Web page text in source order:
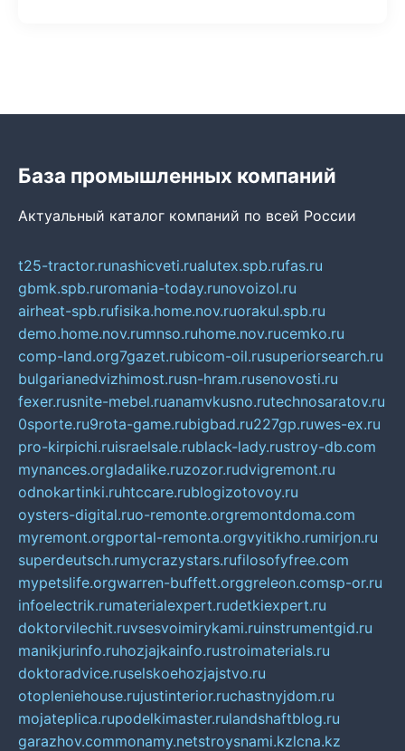
База промышленных компаний
Актуальный каталог компаний по всей России
t25-tractor.runashicveti.rualutex.spb.rufas.ru
gbmk.spb.ruromania-today.runovoizol.ru
airheat-spb.rufisika.home.nov.ruorakul.spb.ru
demo.home.nov.rumnso.ruhome.nov.rucemko.ru
comp-land.org7gazet.rubicom-oil.rusuperiorsearch.ru
bulgarianedvizhimost.rusn-hram.rusenovosti.ru
fexer.rusnite-mebel.ruanamvkusno.rutechnosaratov.ru
0sporte.ru9rota-game.rubigbad.ru227gp.ruwes-ex.ru
pro-kirpichi.ruisraelsale.rublack-lady.rustroy-db.com
mynances.orgladalike.ruzozor.rudvigremont.ru
odnokartinki.ruhtccare.rublogizotovoy.ru
oysters-digital.ruo-remonte.orgremontdoma.com
myremont.orgportal-remonta.orgvyitikho.rumirjon.ru
superdeutsch.rumycrazystars.rufilosofyfree.com
mypetslife.orgwarren-buffett.orggreleon.comsp-or.ru
infoelectrik.rumaterialexpert.rudetkiexpert.ru
doktorvilechit.ruvsesvoimirykami.ruinstrumentgid.ru
manikjurinfo.ruhozjajkainfo.rustroimaterials.ru
doktoradvice.ruselskoehozjajstvo.ru
otopleniehouse.rujustinterior.ruchastnyjdom.ru
mojateplica.rupodelkimaster.rulandshaftblog.ru
garazhov.commonamy.netstroysnami.kzlcna.kz